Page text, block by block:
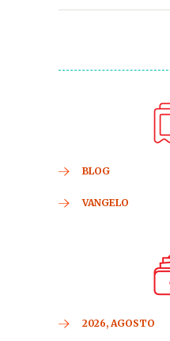
BLOG
VANGELO
2026, AGOSTO